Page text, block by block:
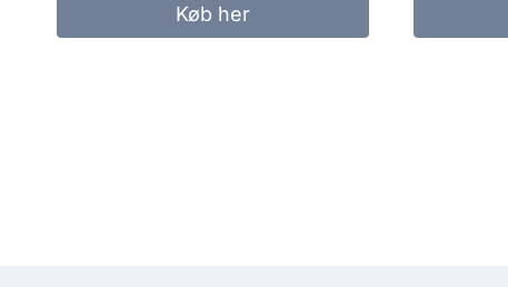
Køb her